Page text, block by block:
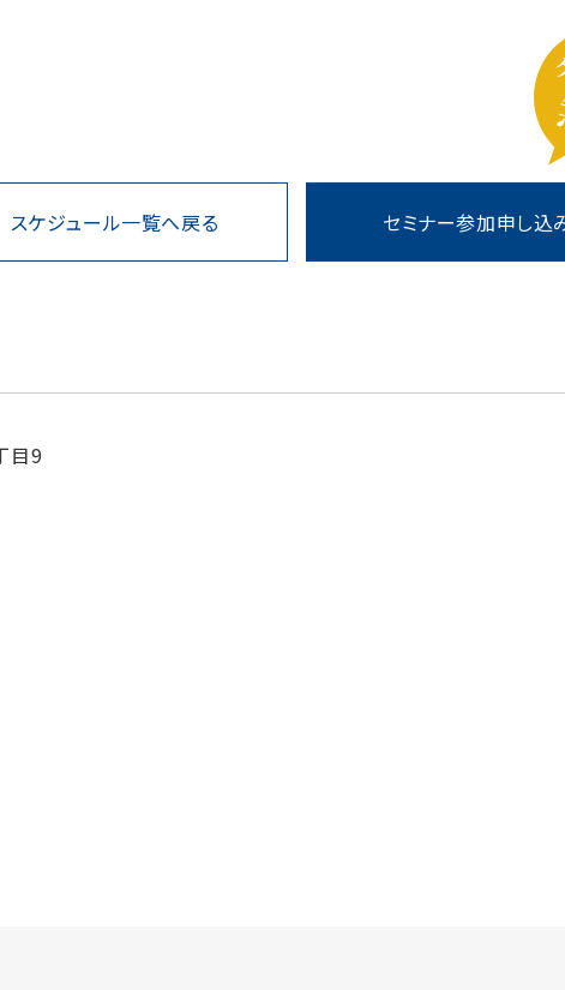
スケジュール一覧へ戻る セミナー参加申し込
目9